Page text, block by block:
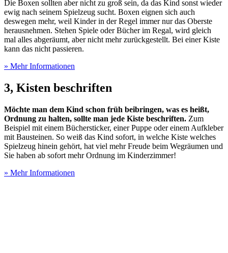
Die Boxen sollten aber nicht zu groß sein, da das Kind sonst wieder
ewig nach seinem Spielzeug sucht. Boxen eignen sich auch
deswegen mehr, weil Kinder in der Regel immer nur das Oberste
herausnehmen. Stehen Spiele oder Bücher im Regal, wird gleich
mal alles abgeräumt, aber nicht mehr zurückgestellt. Bei einer Kiste
kann das nicht passieren.
» Mehr Informationen
3, Kisten beschriften
Möchte man dem Kind schon früh beibringen, was es heißt,
Ordnung zu halten, sollte man jede Kiste beschriften. Zum
Beispiel mit einem Büchersticker, einer Puppe oder einem Aufkleber
mit Bausteinen. So weiß das Kind sofort, in welche Kiste welches
Spielzeug hinein gehört, hat viel mehr Freude beim Wegräumen und
Sie haben ab sofort mehr Ordnung im Kinderzimmer!
» Mehr Informationen